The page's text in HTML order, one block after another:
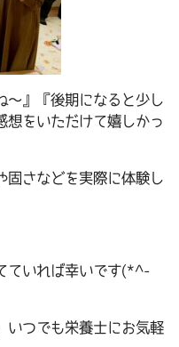
～』『後期になると少し
想をいただけて嬉しかっ
固さなどを実際に体験し
ていれば幸いです(*^-
いつでも栄養士にお気軽